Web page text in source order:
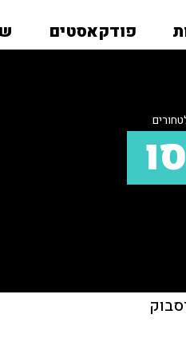
פודקאסטים